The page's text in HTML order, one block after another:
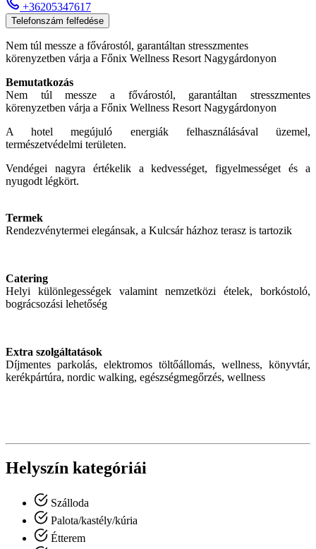
+36205347617
Telefonszám felfedése
Nem túl messze a fővárostól, garantáltan stresszmentes
körenyzetben várja a Főnix Wellness Resort Nagygárdonyon
Bemutatkozás
Nem túl messze a fővárostól, garantáltan stresszmentes
körenyzetben várja a Főnix Wellness Resort Nagygárdonyon
A hotel megújuló energiák felhasználásával üzemel,
természetvédelmi területen.
Vendégei nagyra értékelik a kedvességet, figyelmességet és a
nyugodt légkört.
Termek
Rendezvénytermei elegánsak, a Kulcsár házhoz terasz is tartozik
Catering
Helyi különlegességek valamint nemzetközi ételek, borkóstoló,
bográcsozási lehetőség
Extra szolgáltatások
Díjmentes parkolás, elektromos töltőállomás, wellness, könyvtár,
kerékpártúra, nordic walking, egészségmegőrzés, wellness
Helyszín kategóriái
Szálloda
Palota/kastély/kúria
Étterem